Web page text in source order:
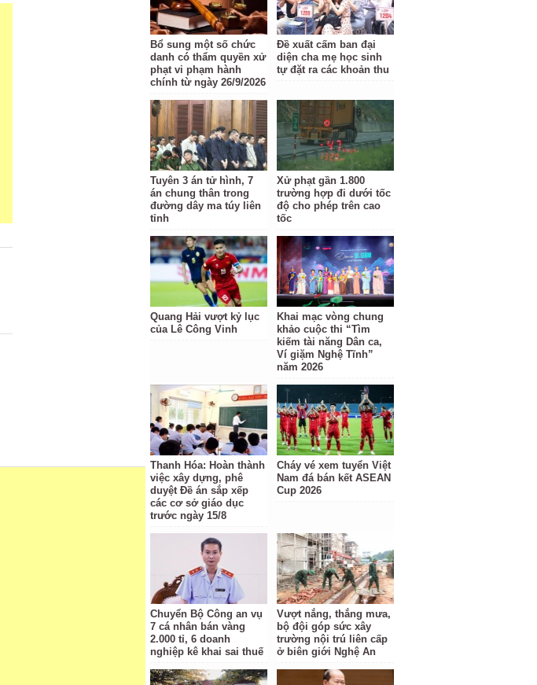
Bổ sung một số chức
danh có thẩm quyền xử
phạt vi phạm hành
chính từ ngày 26/9/2026
Đề xuất cấm ban đại
diện cha mẹ học sinh
tự đặt ra các khoản thu
Tuyên 3 án tử hình, 7
án chung thân trong
đường dây ma túy liên
tỉnh
Xử phạt gần 1.800
trường hợp đi dưới tốc
độ cho phép trên cao
tốc
Quang Hải vượt kỷ lục
của Lê Công Vinh
Khai mạc vòng chung
khảo cuộc thi “Tìm
kiếm tài năng Dân ca,
Ví giặm Nghệ Tĩnh”
năm 2026
Thanh Hóa: Hoàn thành
việc xây dựng, phê
duyệt Đề án sắp xếp
các cơ sở giáo dục
trước ngày 15/8
Cháy vé xem tuyển Việt
Nam đá bán kết ASEAN
Cup 2026
Chuyển Bộ Công an vụ
7 cá nhân bán vàng
2.000 tỉ, 6 doanh
nghiệp kê khai sai thuế
Vượt nắng, thắng mưa,
bộ đội góp sức xây
trường nội trú liên cấp
ở biên giới Nghệ An